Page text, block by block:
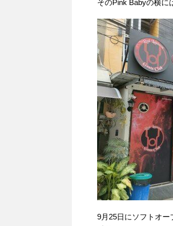
そのPink Babyの横に
9月25日にソフトオー